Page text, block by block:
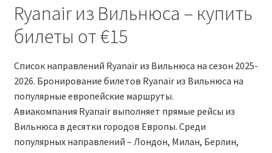
RYANAIR ПОДГОРИЦА, ЧЕРНОГОРИЯ
RYANAIR ПОРТУГАЛИЯ
RYANAIR ПОСАДОЧНЫЙ ТАЛОН – BOARDING PASS
Ryanair Россия
Ryanair из Вильнюса – купить
билеты от €15
Список направлений Ryanair из Вильнюса на сезон 2025-
2026. Бронирование билетов Ryanair из Вильнюса на
популярные европейские маршруты.
Авиакомпания Ryanair выполняет прямые рейсы из
Вильнюса в десятки городов Европы. Среди
популярных направлений – Лондон, Милан, Берлин,